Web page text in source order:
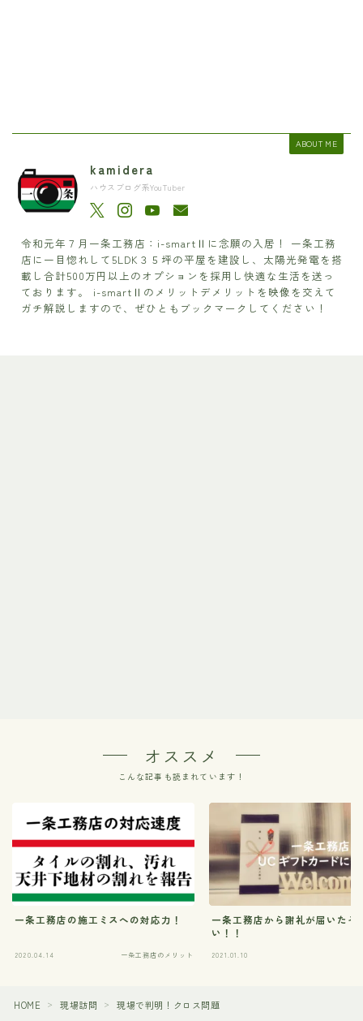
ABOUT ME
kamidera
ハウスブログ系YouTuber
令和元年７月一条工務店：i-smartⅡに念願の入居！ 一条工務
店に一目惚れして5LDK３５坪の平屋を建設し、太陽光発電を搭
載し合計500万円以上のオプションを採用し快適な生活を送っ
ております。 i-smartⅡのメリットデメリットを映像を交えて
ガチ解説しますので、ぜひともブックマークしてください！
オススメ
こんな記事も読まれています！
一条工務店の施工ミスへの対応力！
2020.04.14 一条工務店のメリット
一条工務店から謝礼が届いたぞ
い！！
2021.01.10
HOME ＞ 現場訪問 ＞ 現場で判明！クロス問題